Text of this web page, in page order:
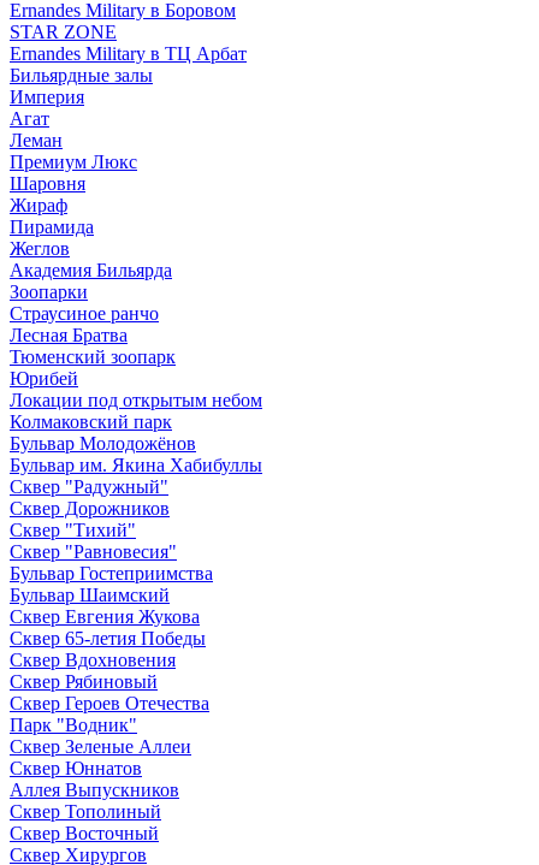
Ernandes Military в Боровом
STAR ZONE
Ernandes Military в ТЦ Арбат
Бильярдные залы
Империя
Агат
Леман
Премиум Люкс
Шаровня
Жираф
Пирамида
Жеглов
Академия Бильярда
Зоопарки
Страусиное ранчо
Лесная Братва
Тюменский зоопарк
Юрибей
Локации под открытым небом
Колмаковский парк
Бульвар Молодожёнов
Бульвар им. Якина Хабибуллы
Сквер "Радужный"
Сквер Дорожников
Сквер "Тихий"
Cквер "Равновесия"
Бульвар Гостеприимства
Бульвар Шаимский
Сквер Евгения Жукова
Сквер 65-летия Победы
Сквер Вдохновения
Сквер Рябиновый
Сквер Героев Отечества
Парк "Водник"
Сквер Зеленые Аллеи
Сквер Юннатов
Аллея Выпускников
Сквер Тополиный
Сквер Восточный
Сквер Хирургов